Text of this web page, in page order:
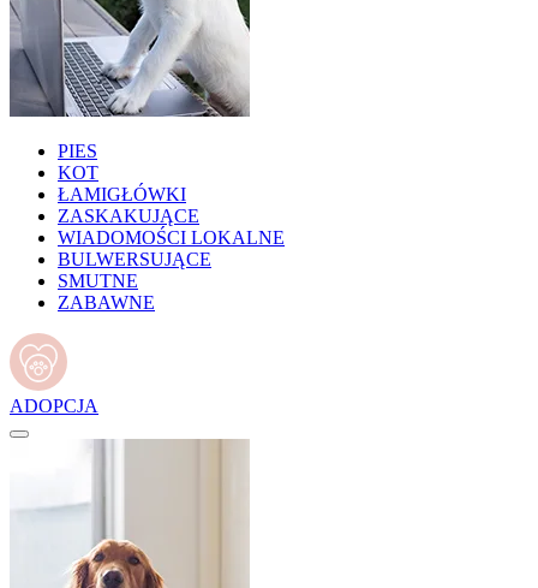
PIES
KOT
ŁAMIGŁÓWKI
ZASKAKUJĄCE
WIADOMOŚCI LOKALNE
BULWERSUJĄCE
SMUTNE
ZABAWNE
ADOPCJA